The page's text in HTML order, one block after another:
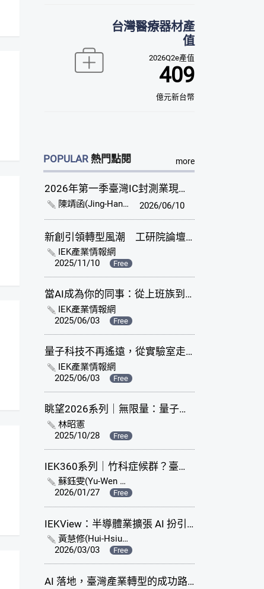
台灣醫療器材產
值
2026Q2e產值
409
億元新台幣
POPULAR 熱門點閱 more
2026年第一季臺灣IC封測業現況與展望
陳靖函(Jing-Han Chen) 2026/06/10
新創引領轉型風潮 工研院論壇發表2026年十大創新趨勢
IEK產業情報網
2025/11/10
Free
當AI成為你的同事：從上班族到AI協作者的轉變
IEK產業情報網
2025/06/03
Free
量子科技不再遙遠，從實驗室走進生活
IEK產業情報網
2025/06/03
Free
眺望2026系列｜無限量：量子百年 創新紀元
林昭憲
2025/10/28
Free
IEK360系列｜竹科症候群？臺灣半導體產業獨大的影響及對策
蘇鈺雯(Yu-Wen Su)
2026/01/27
Free
IEKView：半導體業擴張 AI 扮引擎 專家建議製程創新與綠色轉型雙軌並進
黃慧修(Hui-Hsiu Huang)
2026/03/03
Free
AI 落地，臺灣產業轉型的成功路徑